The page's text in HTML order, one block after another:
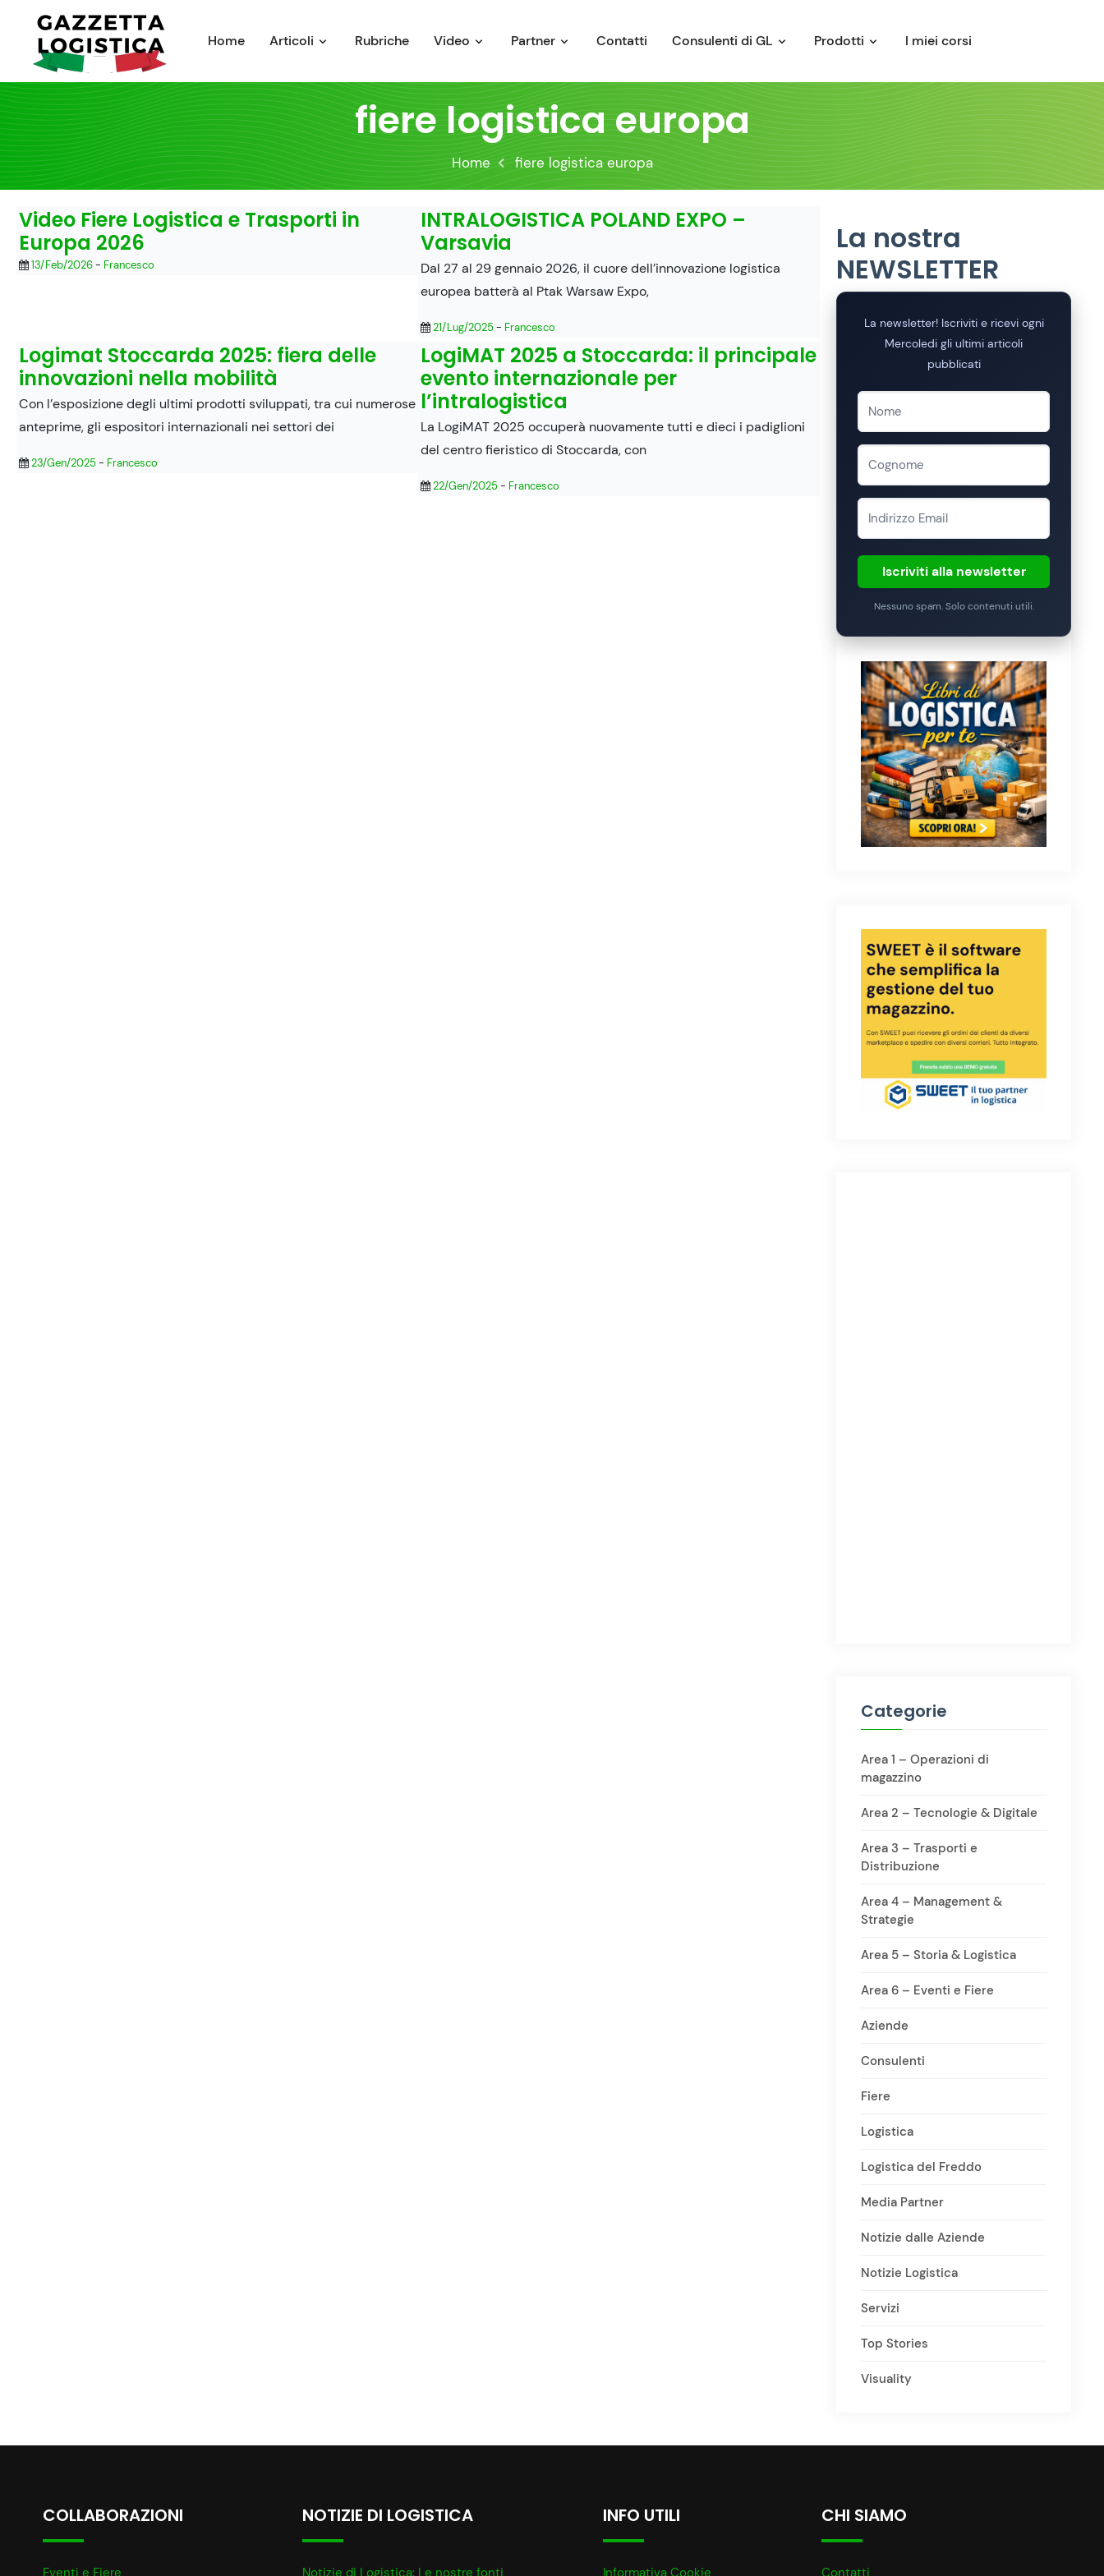
content
Home Articoli Rubriche Video Partner Contatti Consulenti di GL Prodotti I miei corsi
fiere logistica europa
Home fiere logistica europa
Video Fiere Logistica e Trasporti in
Europa 2026
13/Feb/2026- Francesco
INTRALOGISTICA POLAND EXPO –
Varsavia
Dal 27 al 29 gennaio 2026, il cuore dell’innovazione logistica
europea batterà al Ptak Warsaw Expo,
21/Lug/2025- Francesco
Logimat Stoccarda 2025: fiera delle
innovazioni nella mobilità
Con l’esposizione degli ultimi prodotti sviluppati, tra cui numerose
anteprime, gli espositori internazionali nei settori dei
23/Gen/2025- Francesco
LogiMAT 2025 a Stoccarda: il principale
evento internazionale per
l’intralogistica
La LogiMAT 2025 occuperà nuovamente tutti e dieci i padiglioni
del centro fieristico di Stoccarda, con
22/Gen/2025- Francesco
La nostra
NEWSLETTER
La newsletter! Iscriviti e ricevi ogni
Mercoledi gli ultimi articoli
pubblicati
Iscriviti alla newsletter
Nessuno spam. Solo contenuti utili.
Categorie
Area 1 – Operazioni di
magazzino
Area 2 – Tecnologie & Digitale
Area 3 – Trasporti e
Distribuzione
Area 4 – Management &
Strategie
Area 5 – Storia & Logistica
Area 6 – Eventi e Fiere
Aziende
Consulenti
Fiere
Logistica
Logistica del Freddo
Media Partner
Notizie dalle Aziende
Notizie Logistica
Servizi
Top Stories
Visuality
COLLABORAZIONI
Eventi e Fiere
NOTIZIE DI LOGISTICA
Notizie di Logistica: Le nostre fonti
INFO UTILI
Informativa Cookie
CHI SIAMO
Contatti